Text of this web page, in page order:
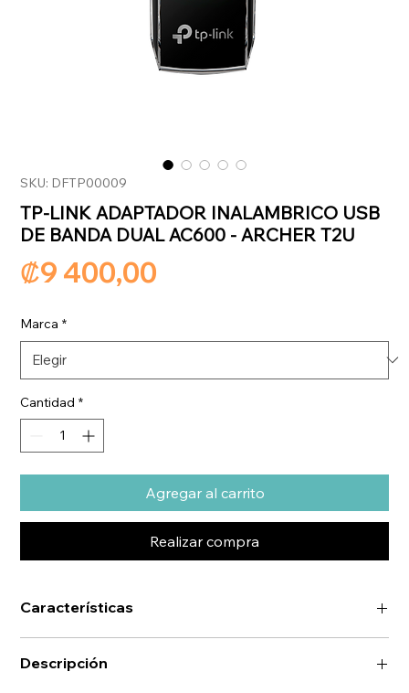
SKU: DFTP00009
TP-LINK ADAPTADOR INALAMBRICO USB
DE BANDA DUAL AC600 - ARCHER T2U
₡9 400,00
Marca *
Cantidad *
Agregar al carrito
Realizar compra
Características
Descripción